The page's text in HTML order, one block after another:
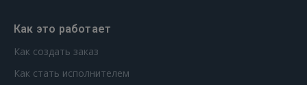
Как это работает
Как создать заказ
Как стать исполнителем